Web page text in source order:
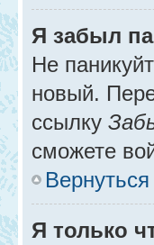
Я забыл
Не
новый.
ссылку
сможете
Я только